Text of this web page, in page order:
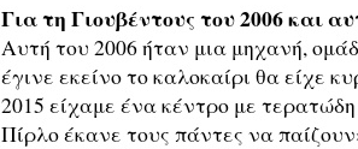
Για τη Γιουβέντους του 2006 και
Αυτή του 2006 ήταν μια μηχανή,
έγινε εκείνο το καλοκαίρι θα είχε
2015 είχαμε ένα κέντρο με
Πίρλο έκανε τους πάντες να